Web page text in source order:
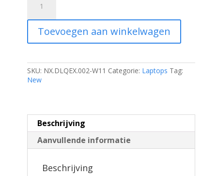
Aspire
15
15.6''
HD
IPS
|
5825U
16GB
RAM
512GB
Toevoegen aan winkelwagen
SKU: NX.DLQEX.002-W11 Categorie: Laptops Tag:
New
Beschrijving
Aanvullende informatie
Beschrijving